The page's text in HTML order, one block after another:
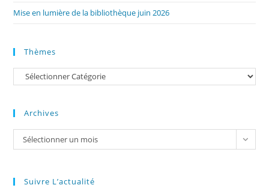
Mise en lumière de la bibliothèque juin 2026
Thèmes
Catégories
Archives
Archives
Sélectionner un mois
Suivre L’actualité